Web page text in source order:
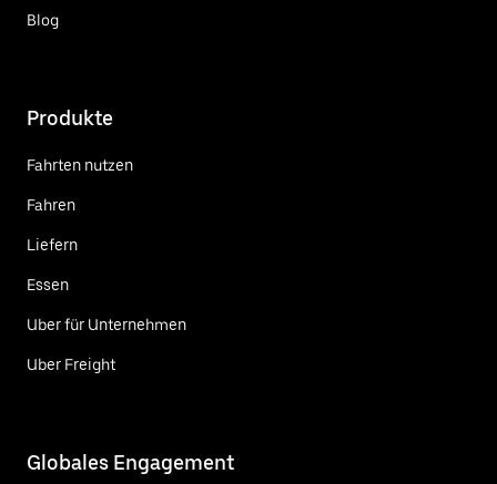
Blog
Produkte
Fahrten nutzen
Fahren
Liefern
Essen
Uber für Unternehmen
Uber Freight
Globales Engagement